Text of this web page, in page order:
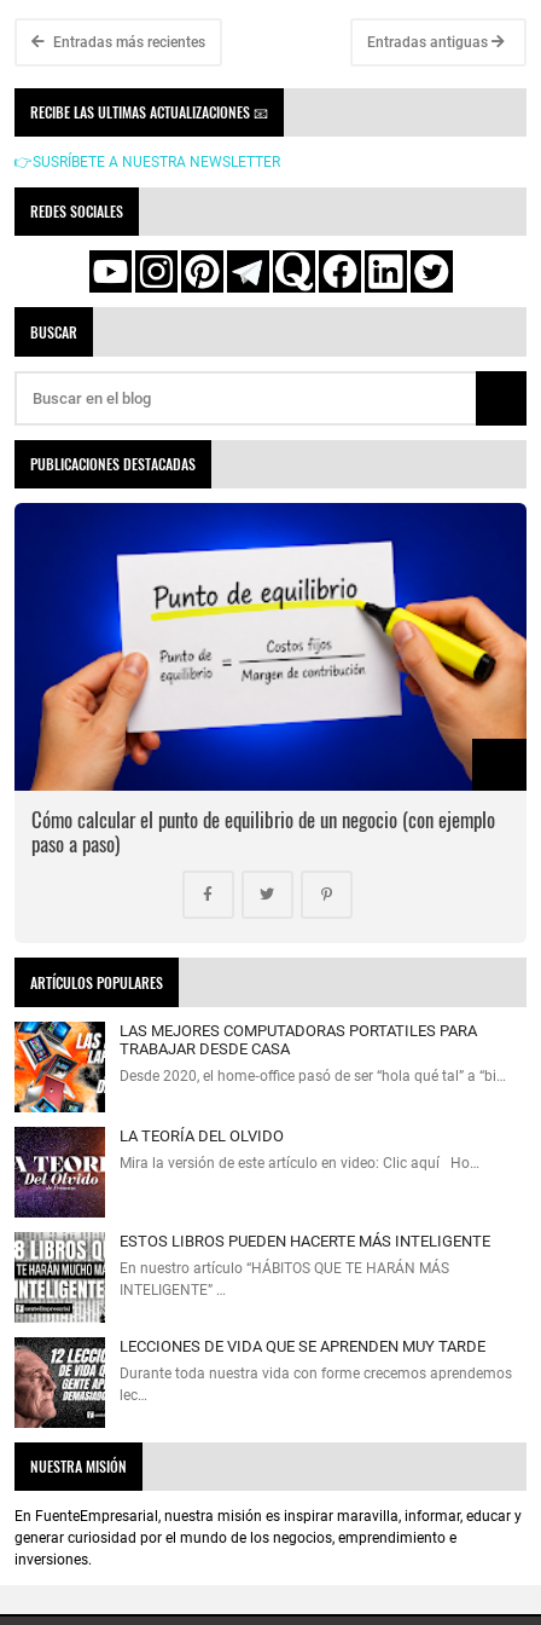
Entradas más recientes Entradas antiguas
RECIBE LAS ULTIMAS ACTUALIZACIONES 📧
👉SUSRÍBETE A NUESTRA NEWSLETTER
REDES SOCIALES
BUSCAR
PUBLICACIONES DESTACADAS
Cómo calcular el punto de equilibrio de un negocio (con ejemplo
paso a paso)
ARTÍCULOS POPULARES
LAS MEJORES COMPUTADORAS PORTATILES PARA
TRABAJAR DESDE CASA
Desde 2020, el home‑office pasó de ser “hola qué tal” a “bi…
LA TEORÍA DEL OLVIDO
Mira la versión de este artículo en video: Clic aquí Ho…
ESTOS LIBROS PUEDEN HACERTE MÁS INTELIGENTE
En nuestro artículo “HÁBITOS QUE TE HARÁN MÁS
INTELIGENTE” …
LECCIONES DE VIDA QUE SE APRENDEN MUY TARDE
Durante toda nuestra vida con forme crecemos aprendemos
lec…
NUESTRA MISIÓN
En FuenteEmpresarial, nuestra misión es inspirar maravilla, informar, educar y
generar curiosidad por el mundo de los negocios, emprendimiento e
inversiones.